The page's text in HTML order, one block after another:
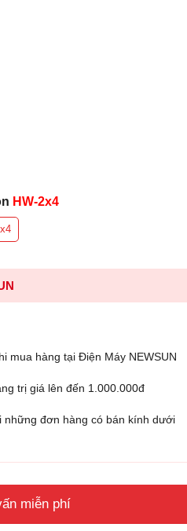
HW-2x4
mua hàng tại Điện Máy NEWSUN
trị giá lên đến 1.000.000đ
những đơn hàng có bán kính dưới
miễn phí